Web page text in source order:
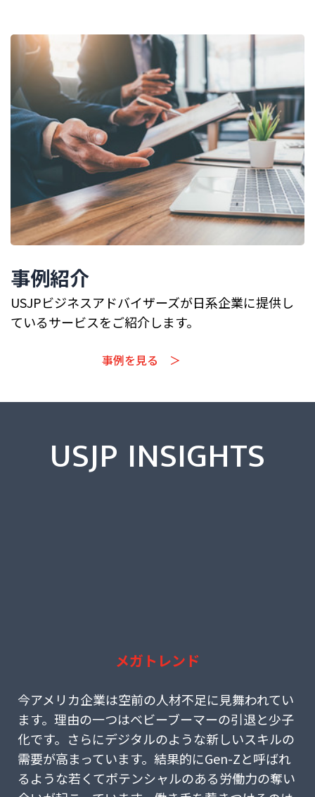
事例紹介
USJPビジネスアドバイザーズが日系企業に提供し
ているサービスをご紹介します。
事例を見る ＞
USJP INSIGHTS
メガトレンド
今アメリカ企業は空前の人材不足に見舞われてい
ます。理由の一つはベビーブーマーの引退と少子
化です。さらにデジタルのような新しいスキルの
需要が高まっています。結果的にGen-Zと呼ばれ
るような若くてポテンシャルのある労働力の奪い